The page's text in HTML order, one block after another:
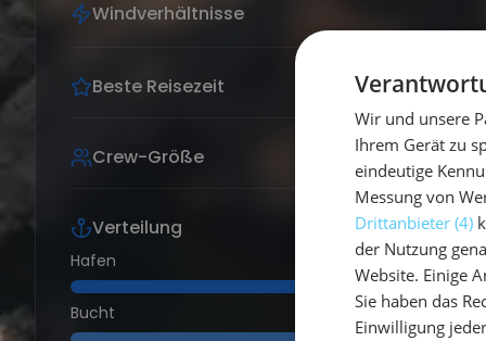
Windverhältnisse
Beste Reisezeit
Crew-Größe
Verteilung
Hafen
Bucht
Wir und unsere
Ihrem Gerät zu
eindeutige
Messung von
Drittanbieter (4)
der Nutzung
Website. Einige
Sie haben das
Einwilligung